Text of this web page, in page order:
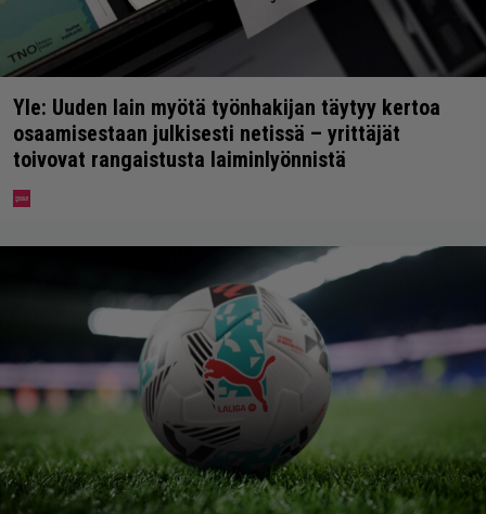
Yle: Uuden lain myötä työnhakijan täytyy kertoa
osaamisestaan julkisesti netissä – yrittäjät
toivovat rangaistusta laiminlyönnistä